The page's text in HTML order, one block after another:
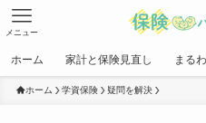
メニュー
ホーム 家計と保険見直し まる
ホーム 学資保険 疑問を解決